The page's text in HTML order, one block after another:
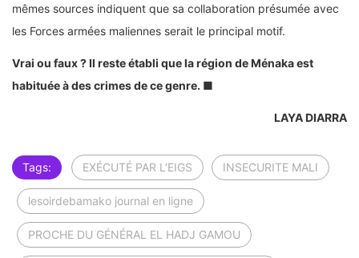
mêmes sources indiquent que sa collaboration présumée avec
les Forces armées maliennes serait le principal motif.
Vrai ou faux ? Il reste établi que la région de Ménaka est
habituée à des crimes de ce genre. ■
LAYA DIARRA
Tags: EXÉCUTÉ PAR L’EIGS INSECURITE MALI
lesoirdebamako journal en ligne
PROCHE DU GÉNÉRAL EL HADJ GAMOU